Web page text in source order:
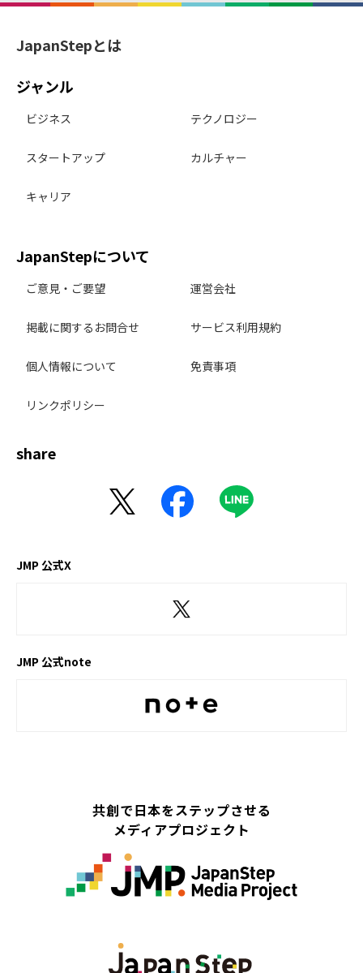
JapanStepとは
ジャンル
ビジネス テクノロジー
スタートアップ カルチャー
キャリア
JapanStepについて
ご意見・ご要望 運営会社
掲載に関するお問合せ サービス利用規約
個人情報について 免責事項
リンクポリシー
share
JMP 公式X
JMP 公式note
共創で日本をステップさせる
メディアプロジェクト